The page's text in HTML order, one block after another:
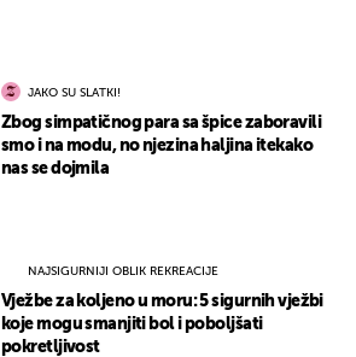
JAKO SU SLATKI!
Zbog simpatičnog para sa špice zaboravili
smo i na modu, no njezina haljina itekako
nas se dojmila
NAJSIGURNIJI OBLIK REKREACIJE
Vježbe za koljeno u moru: 5 sigurnih vježbi
koje mogu smanjiti bol i poboljšati
pokretljivost